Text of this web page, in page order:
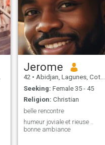
Jerome
42 • Abidjan, Lagunes, Cote d'Ivoire
Seeking: Female 35 - 45
Religion: Christian
belle rencontre
humeur joviale et rieuse ..
bonne ambiance